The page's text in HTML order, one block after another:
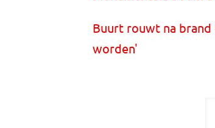
Buurt rouwt na brand
worden'